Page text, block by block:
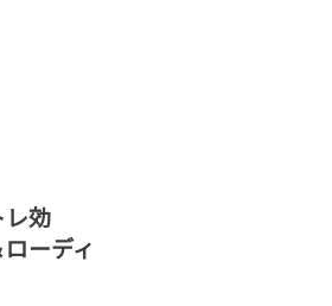
レ効
ーディ